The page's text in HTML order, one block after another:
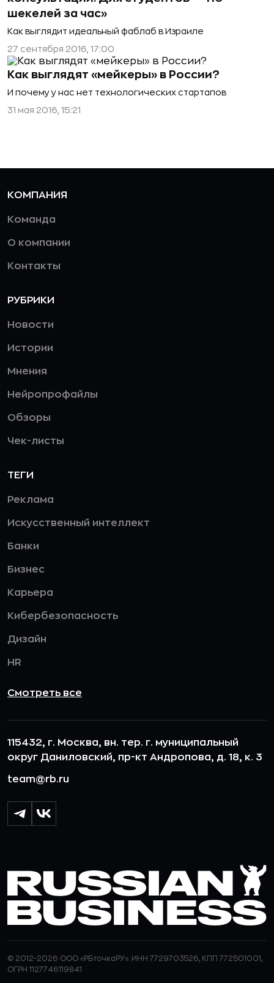
шекелей за час»
Как выглядит идеальный фаблаб в Израиле
27 сентября 2016, 17:00
Как выглядят «мейкеры» в России?
И почему у нас нет технологических стартапов
31 мая 2016, 15:21
КОМПАНИЯ
Команда
О компании
Контакты
РУБРИКИ
Новости
Истории
Мнения
Нейропрофайлы
Обзоры
Чек-листы
ТЕГИ
Реклама
Искусственный интеллект
Банки
Бизнес
Карьера
Кибербезопасность
Дизайн
HR
Смотреть все
115432, г. Москва, вн. тер. г. муниципальный
округ Даниловский, пр-кт Андропова, д. 18, к. 3
team@rb.ru
© 2012-2026 ООО «РБточкаРУ». ИНН 7729703526, КПП 772501001,
ОГРН 1127746119841